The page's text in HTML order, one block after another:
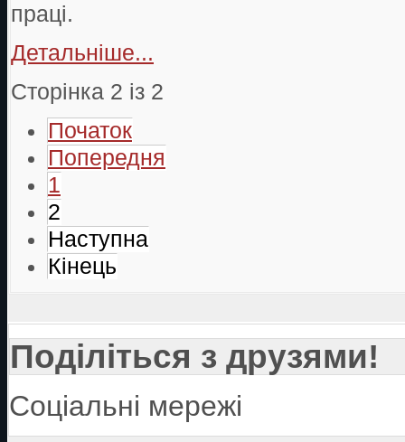
праці.
Детальніше...
Сторінка 2 із 2
Початок
Попередня
1
2
Наступна
Кінець
Поділіться з друзями!
Соціальні мережі